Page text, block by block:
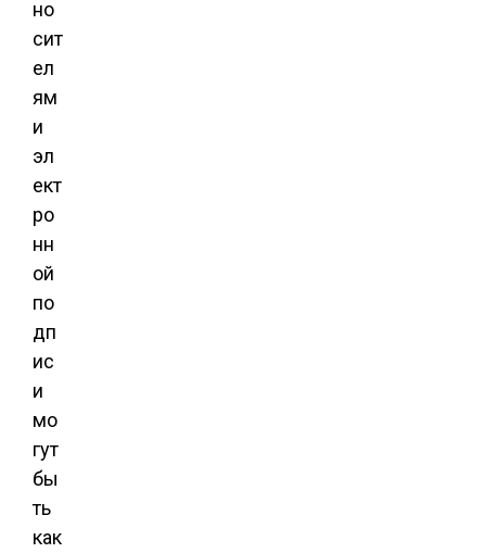
но
сит
ел
ям
и
эл
ект
ро
нн
ой
по
дп
ис
и
мо
гут
бы
ть
как